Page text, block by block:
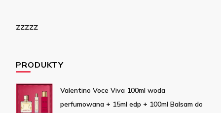
zzzzz
PRODUKTY
Valentino Voce Viva 100ml woda
perfumowana + 15ml edp + 100ml Balsam do